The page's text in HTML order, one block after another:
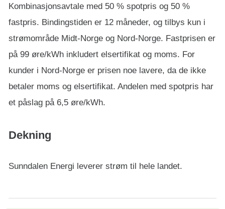
Kombinasjonsavtale med 50 % spotpris og 50 %
fastpris. Bindingstiden er 12 måneder, og tilbys kun i
strømområde Midt-Norge og Nord-Norge. Fastprisen er
på 99 øre/kWh inkludert elsertifikat og moms. For
kunder i Nord-Norge er prisen noe lavere, da de ikke
betaler moms og elsertifikat. Andelen med spotpris har
et påslag på 6,5 øre/kWh.
Dekning
Sunndalen Energi leverer strøm til hele landet.